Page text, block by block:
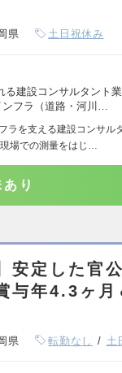
県 土日祝休み
る建設コンサルタント
フラ（道路・河川…
ラを支える建設コンサル
場での測量をはじ…
り
安定した官
年4.3ヶ月
県 転勤なし 土